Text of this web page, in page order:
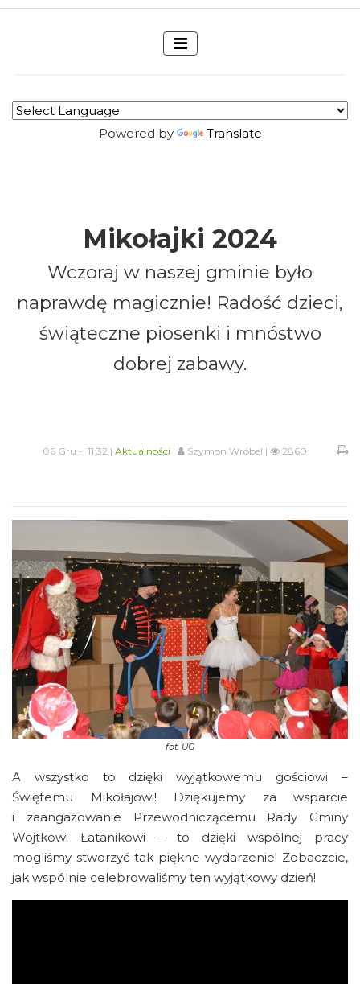
Powered by Translate
Mikołajki 2024
Wczoraj w naszej gminie było
naprawdę magicznie! Radość dzieci,
świąteczne piosenki i mnóstwo
dobrej zabawy.
06 Gru - 11:32 | Aktualności | Szymon Wróbel | 2860
fot.UG
A wszystko to dzięki wyjątkowemu gościowi –
Świętemu Mikołajowi! Dziękujemy za wsparcie
i zaangażowanie Przewodniczącemu Rady Gminy
Wojtkowi Łatanikowi – to dzięki wspólnej pracy
mogliśmy stworzyć tak piękne wydarzenie! Zobaczcie,
jak wspólnie celebrowaliśmy ten wyjątkowy dzień!